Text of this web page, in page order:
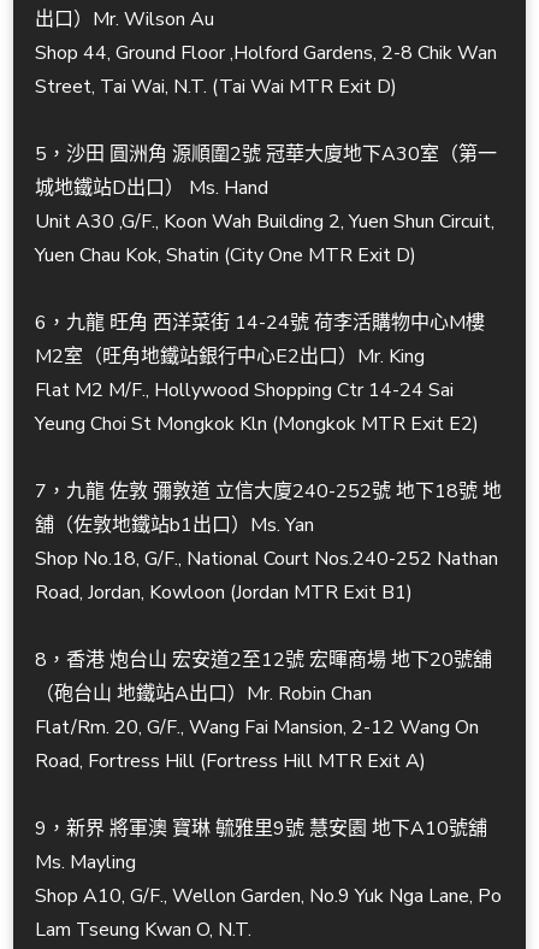
出口）Mr. Wilson Au
Shop 44, Ground Floor ,Holford Gardens, 2-8 Chik Wan
Street, Tai Wai, N.T. (Tai Wai MTR Exit D)
5，沙田 圓洲角 源順圍2號 冠華大廈地下A30室（第一
城地鐵站D出口） Ms. Hand
Unit A30 ,G/F., Koon Wah Building 2, Yuen Shun Circuit,
Yuen Chau Kok, Shatin (City One MTR Exit D)
6，九龍 旺角 西洋菜街 14-24號 荷李活購物中心M樓
M2室（旺角地鐵站銀行中心E2出口）Mr. King
Flat M2 M/F., Hollywood Shopping Ctr 14-24 Sai
Yeung Choi St Mongkok Kln (Mongkok MTR Exit E2)
7，九龍 佐敦 彌敦道 立信大廈240-252號 地下18號 地
舖（佐敦地鐵站b1出口）Ms. Yan
Shop No.18, G/F., National Court Nos.240-252 Nathan
Road, Jordan, Kowloon (Jordan MTR Exit B1)
8，香港 炮台山 宏安道2至12號 宏暉商場 地下20號舖
（砲台山 地鐵站A出口）Mr. Robin Chan
Flat/Rm. 20, G/F., Wang Fai Mansion, 2-12 Wang On
Road, Fortress Hill (Fortress Hill MTR Exit A)
9，新界 將軍澳 寶琳 毓雅里9號 慧安園 地下A10號舖
Ms. Mayling
Shop A10, G/F., Wellon Garden, No.9 Yuk Nga Lane, Po
Lam Tseung Kwan O, N.T.